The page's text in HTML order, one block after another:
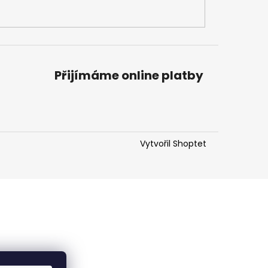
Přijímáme online platby
Vytvořil Shoptet